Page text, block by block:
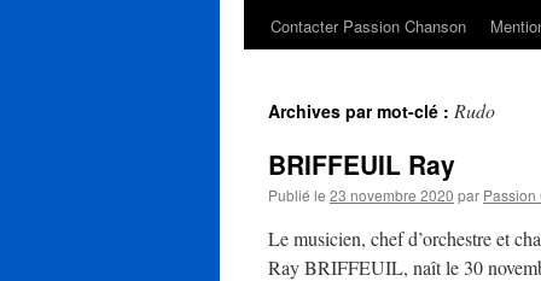
Contacter Passion Chanson
Archives par mot-clé : Rudo
BRIFFEUIL Ray
Publié le 23 novembre 2020 par Passion
Le musicien, chef d’orchestre et
Ray BRIFFEUIL, naît le 30